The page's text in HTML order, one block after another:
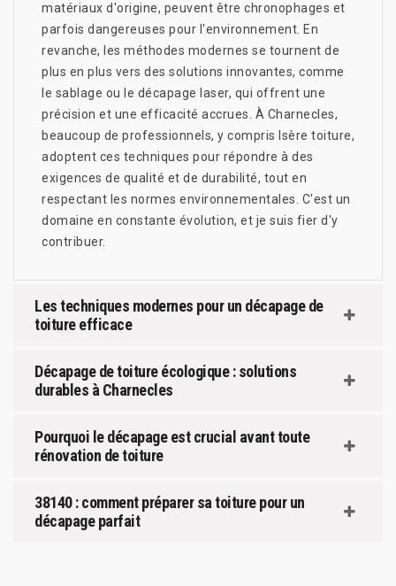
matériaux d'origine, peuvent être chronophages et
parfois dangereuses pour l'environnement. En
revanche, les méthodes modernes se tournent de
plus en plus vers des solutions innovantes, comme
le sablage ou le décapage laser, qui offrent une
précision et une efficacité accrues. À Charnecles,
beaucoup de professionnels, y compris Isère toiture,
adoptent ces techniques pour répondre à des
exigences de qualité et de durabilité, tout en
respectant les normes environnementales. C'est un
domaine en constante évolution, et je suis fier d'y
contribuer.
Les techniques modernes pour un décapage de
toiture efficace
Décapage de toiture écologique : solutions
durables à Charnecles
Pourquoi le décapage est crucial avant toute
rénovation de toiture
38140 : comment préparer sa toiture pour un
décapage parfait